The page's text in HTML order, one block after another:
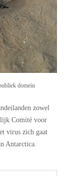
domein
zowel
Comité voor
virus zich gaat
Antarctica.